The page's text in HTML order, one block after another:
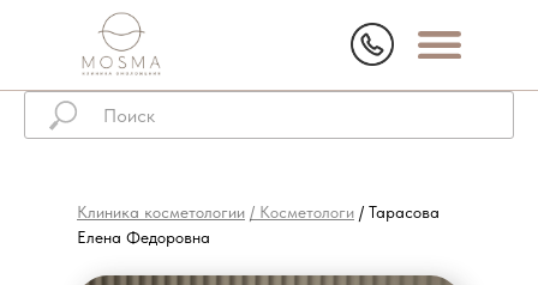
Клиника косметологии / Косметологи / Тарасова
Елена Федоровна